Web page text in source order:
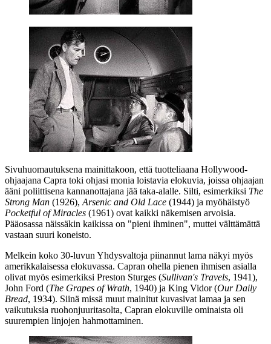
Sivuhuomautuksena mainittakoon, että tuotteliaana Hollywood-
ohjaajana Capra toki ohjasi monia loistavia elokuvia, joissa ohjaajan
ääni poliittisena kannanottajana jää taka-alalle. Silti, esimerkiksi The
Strong Man (1926), Arsenic and Old Lace (1944) ja myöhäistyö
Pocketful of Miracles (1961) ovat kaikki näkemisen arvoisia.
Pääosassa näissäkin kaikissa on "pieni ihminen", muttei välttämättä
vastaan suuri koneisto.
Melkein koko 30‑luvun Yhdysvaltoja piinannut lama näkyi myös
amerikkalaisessa elokuvassa. Capran ohella pienen ihmisen asialla
olivat myös esimerkiksi Preston Sturges (Sullivan's Travels, 1941),
John Ford (The Grapes of Wrath, 1940) ja King Vidor(Our Daily
Bread, 1934). Siinä missä muut mainitut kuvasivat lamaa ja sen
vaikutuksia ruohonjuuritasolta, Capran elokuville ominaista oli
suurempien linjojen hahmottaminen.